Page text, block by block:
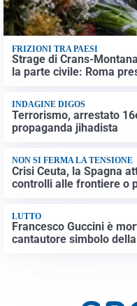
FRIZIONI TRA PAESI
Strage di Crans-
la parte civile: Roma
INDAGINE DIGOS
Terrorismo, arrestato
propaganda jihadista
NON SI FERMA LA TENSIONE
Crisi Ceuta, la Spagna
controlli alle frontiere o
LUTTO
Francesco Guccini è
cantautore simbolo